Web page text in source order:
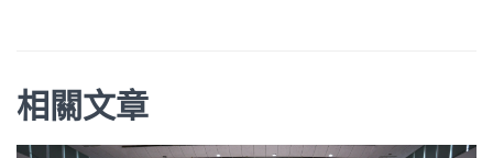
相關文章